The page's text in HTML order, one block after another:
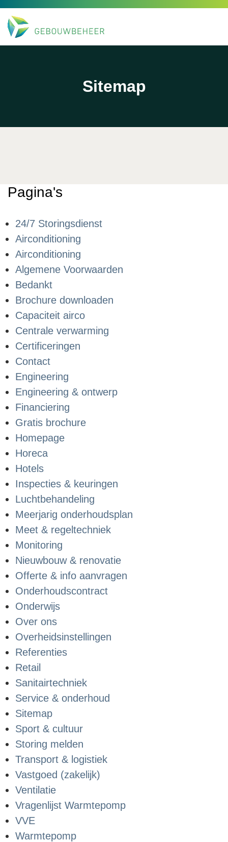
Sitemap
Pagina's
24/7 Storingsdienst
Airconditioning
Airconditioning
Algemene Voorwaarden
Bedankt
Brochure downloaden
Capaciteit airco
Centrale verwarming
Certificeringen
Contact
Engineering
Engineering & ontwerp
Financiering
Gratis brochure
Homepage
Horeca
Hotels
Inspecties & keuringen
Luchtbehandeling
Meerjarig onderhoudsplan
Meet & regeltechniek
Monitoring
Nieuwbouw & renovatie
Offerte & info aanvragen
Onderhoudscontract
Onderwijs
Over ons
Overheidsinstellingen
Referenties
Retail
Sanitairtechniek
Service & onderhoud
Sitemap
Sport & cultuur
Storing melden
Transport & logistiek
Vastgoed (zakelijk)
Ventilatie
Vragenlijst Warmtepomp
VVE
Warmtepomp